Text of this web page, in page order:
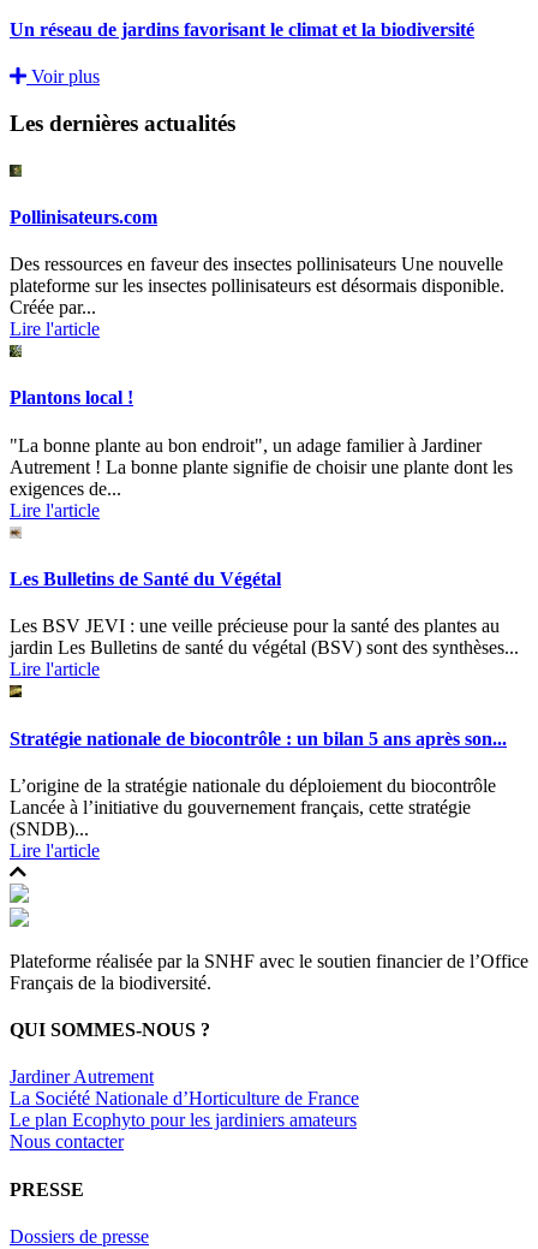
Un réseau de jardins favorisant le climat et la biodiversité
Voir plus
Les dernières actualités
Pollinisateurs.com
Des ressources en faveur des insectes pollinisateurs Une nouvelle
plateforme sur les insectes pollinisateurs est désormais disponible.
Créée par...
Lire l'article
Plantons local !
"La bonne plante au bon endroit", un adage familier à Jardiner
Autrement ! La bonne plante signifie de choisir une plante dont les
exigences de...
Lire l'article
Les Bulletins de Santé du Végétal
Les BSV JEVI : une veille précieuse pour la santé des plantes au
jardin Les Bulletins de santé du végétal (BSV) sont des synthèses...
Lire l'article
Stratégie nationale de biocontrôle : un bilan 5 ans après son...
L’origine de la stratégie nationale du déploiement du biocontrôle
Lancée à l’initiative du gouvernement français, cette stratégie
(SNDB)...
Lire l'article
Plateforme réalisée par la SNHF avec le soutien financier de l’Office
Français de la biodiversité.
QUI SOMMES-NOUS ?
Jardiner Autrement
La Société Nationale d’Horticulture de France
Le plan Ecophyto pour les jardiniers amateurs
Nous contacter
PRESSE
Dossiers de presse